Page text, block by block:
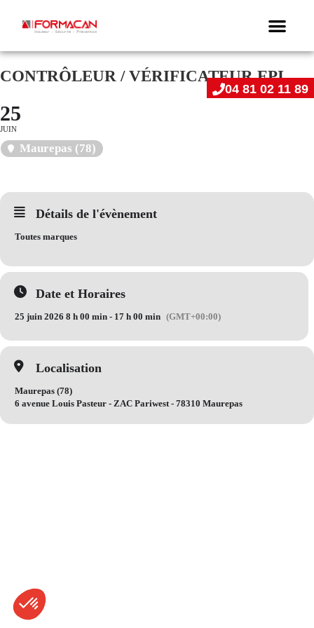
04 81 02 11 89
CONTRÔLEUR / VÉRIFICATEUR EPI
25
JUIN
Maurepas (78)
Détails de l'évènement
Toutes marques
Date et Horaires
25 juin 2026 8 h 00 min - 17 h 00 min (GMT+00:00)
Localisation
Maurepas (78)
6 avenue Louis Pasteur - ZAC Pariwest - 78310 Maurepas